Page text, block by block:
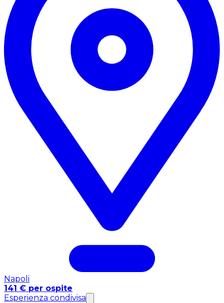
Napoli
141 € per ospite
Esperienza condivisa